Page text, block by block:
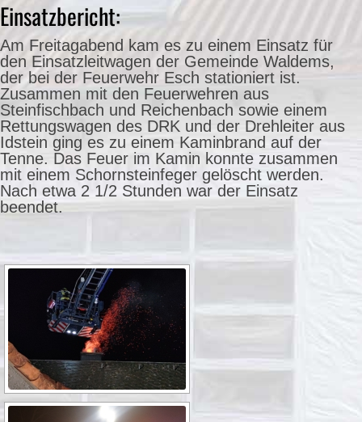
Einsatzbericht:
Am Freitagabend kam es zu einem Einsatz für
den Einsatzleitwagen der Gemeinde Waldems,
der bei der Feuerwehr Esch stationiert ist.
Zusammen mit den Feuerwehren aus
Steinfischbach und Reichenbach sowie einem
Rettungswagen des DRK und der Drehleiter aus
Idstein ging es zu einem Kaminbrand auf der
Tenne. Das Feuer im Kamin konnte zusammen
mit einem Schornsteinfeger gelöscht werden.
Nach etwa 2 1/2 Stunden war der Einsatz
beendet.